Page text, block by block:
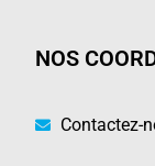
NOS
Contactez-